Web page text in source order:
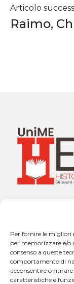
Per fornire le migliori
per memorizzare e/o
consenso a queste
comportamento di
acconsentire o
caratteristiche e
Articolo
Raimo,
Dipartimento di
Sezione di
Via Concezione,